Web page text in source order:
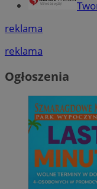
reklama
reklama
Ogłoszenia